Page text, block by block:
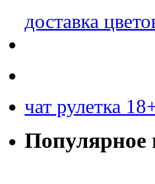
доставка
чат рулетка
Популярное